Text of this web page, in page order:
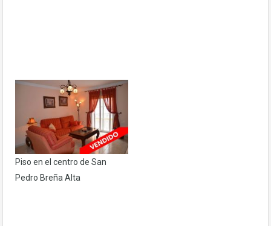
Piso en el centro de San
Pedro Breña Alta